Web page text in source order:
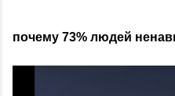
почему 73% людей